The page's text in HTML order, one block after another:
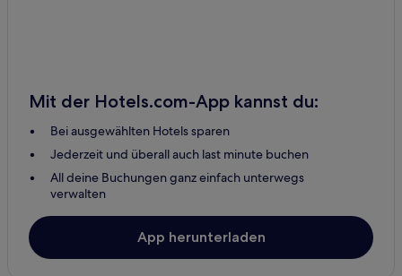
Mit der Hotels.com-App kannst du:
Bei ausgewählten Hotels sparen
Jederzeit und überall auch last minute buchen
All deine Buchungen ganz einfach unterwegs
verwalten
App herunterladen